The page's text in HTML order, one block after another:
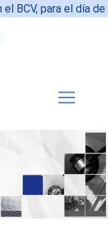
para el día de